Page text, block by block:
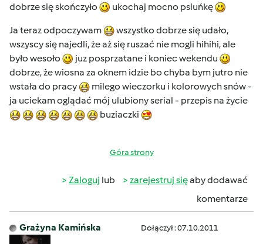
dobrze się skończyło
ukochaj mocno psiuńkę
Ja teraz odpoczywam
wszystko dobrze się udało,
wszyscy się najedli, że aż się ruszać nie mogli hihihi, ale
było wesoło
juz posprzatane i koniec wekendu
dobrze, że wiosna za oknem idzie bo chyba bym jutro nie
wstała do pracy
milego wieczorku i kolorowych snów -
ja uciekam oglądać mój ulubiony serial - przepis na życie
buziaczki
Góra strony
Zaloguj lub zarejestruj sięaby dodawać
komentarze
Grażyna Kamińska Dołączył : 07.10.2011